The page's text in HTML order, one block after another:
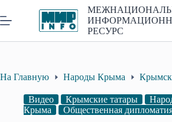
к
сути
РЕСУРС
На Главную Народы Крыма
Видео Крымские татары
Крыма
Общественная